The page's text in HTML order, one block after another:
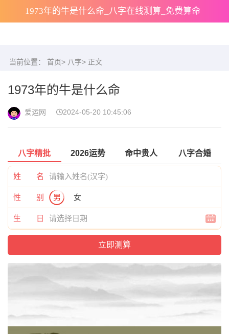
1973年的牛是什么命_八字在线测算_免费算命
当前位置： 首页> 八字> 正文
1973年的牛是什么命
爱运网 2024-05-20 10:45:06
八字精批 2026运势 命中贵人 八字合婚
姓 名
性 别 男 女
生 日